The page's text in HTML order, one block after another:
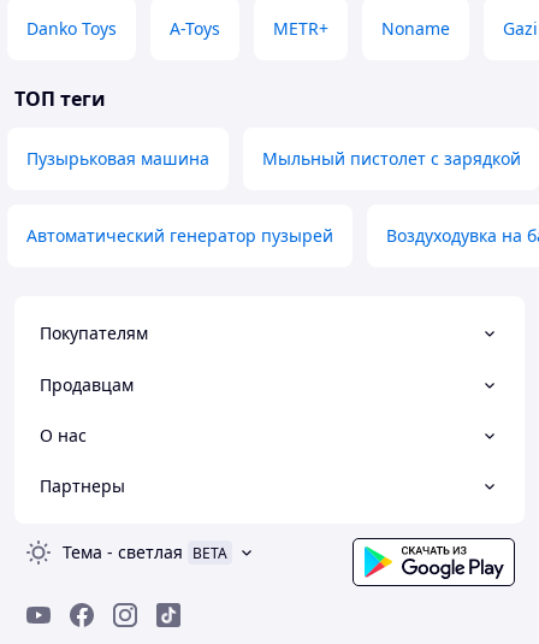
Danko Toys A-Toys METR+ Noname
ТОП теги
Пузырьковая машина Мыльный пистолет с зарядкой
Автоматический генератор пузырей Воздуходувка на
Покупателям
Продавцам
О нас
Партнеры
Тема - светлая BETA